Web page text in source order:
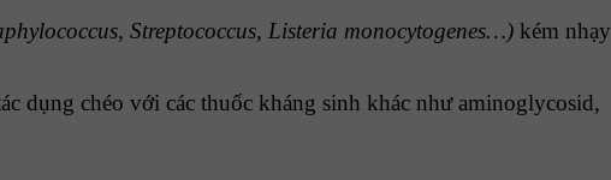
Streptococcus, Listeria monocytogenes…) kém nhạy
dụng chéo với các thuốc kháng sinh khác như aminoglycosid,